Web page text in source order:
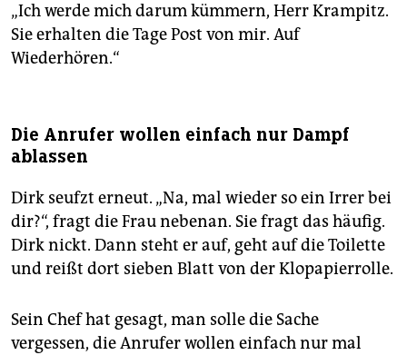
„Ich werde mich darum kümmern, Herr Krampitz.
Sie erhalten die Tage Post von mir. Auf
Wiederhören.“
Die Anrufer wollen einfach nur Dampf
ablassen
Dirk seufzt erneut. „Na, mal wieder so ein Irrer bei
dir?“, fragt die Frau nebenan. Sie fragt das häufig.
Dirk nickt. Dann steht er auf, geht auf die Toilette
und reißt dort sieben Blatt von der Klopapierrolle.
Sein Chef hat gesagt, man solle die Sache
vergessen, die Anrufer wollen einfach nur mal